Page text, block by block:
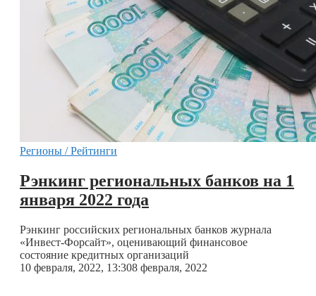
Регионы / Рейтинги
Рэнкинг региональных банков на 1
января 2022 года
Рэнкинг российских региональных банков журнала
«Инвест-Форсайт», оценивающий финансовое
состояние кредитных организаций
10 февраля, 2022, 13:308 февраля, 2022